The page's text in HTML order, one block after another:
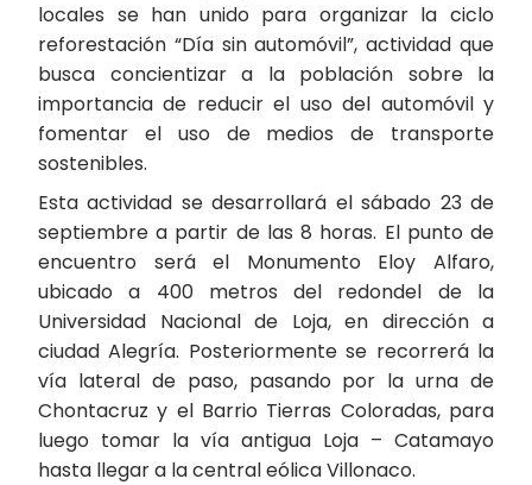
locales se han unido para organizar la ciclo
reforestación “Día sin automóvil”, actividad que
busca concientizar a la población sobre la
importancia de reducir el uso del automóvil y
fomentar el uso de medios de transporte
sostenibles.
Esta actividad se desarrollará el sábado 23 de
septiembre a partir de las 8 horas. El punto de
encuentro será el Monumento Eloy Alfaro,
ubicado a 400 metros del redondel de la
Universidad Nacional de Loja, en dirección a
ciudad Alegría. Posteriormente se recorrerá la
vía lateral de paso, pasando por la urna de
Chontacruz y el Barrio Tierras Coloradas, para
luego tomar la vía antigua Loja – Catamayo
hasta llegar a la central eólica Villonaco.